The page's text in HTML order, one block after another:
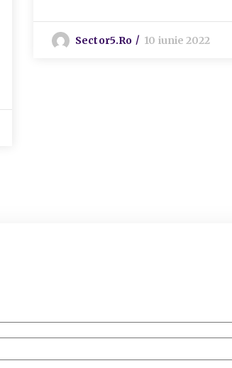
Sector5.ro 10 iunie 2022